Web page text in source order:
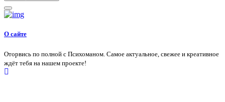
О сайте
Оторвись по полной с Психоманом. Самое актуальное, свежее и креативное
ждёт тебя на нашем проекте!